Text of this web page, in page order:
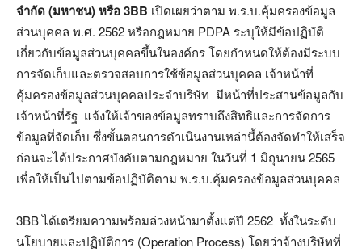
จำกัด (มหาชน) หรือ3BB เปิดเผยว่าตาม พ.ร.บ.คุ้มครองข้อมูล
ส่วนบุคคล พ.ศ. 2562 หรือกฎหมาย PDPA ระบุให้มีข้อปฏิบัติ
เกี่ยวกับข้อมูลส่วนบุคคลขึ้นในองค์กร โดยกำหนดให้ต้องมีระบบ
การจัดเก็บและตรวจสอบการใช้ข้อมูลส่วนบุคคล เจ้าหน้าที่
คุ้มครองข้อมูลส่วนบุคคลประจำบริษัท มีหน้าที่ประสานข้อมูลกับ
เจ้าหน้าที่รัฐ แจ้งให้เจ้าของข้อมูลทราบถึงสิทธิและการจัดการ
ข้อมูลที่จัดเก็บ ซึ่งขั้นตอนการดำเนินงานเหล่านี้ต้องจัดทำให้เสร็จ
ก่อนจะได้ประกาศบังคับตามกฎหมาย ในวันที่ 1 มิถุนายน 2565
เพื่อให้เป็นไปตามข้อปฏิบัติตาม พ.ร.บ.คุ้มครองข้อมูลส่วนบุคคล
3BB ได้เตรียมความพร้อมล่วงหน้ามาตั้งแต่ปี 2562 ทั้งในระดับ
นโยบายและปฏิบัติการ (Operation Process) โดยว่าจ้างบริษัทที่